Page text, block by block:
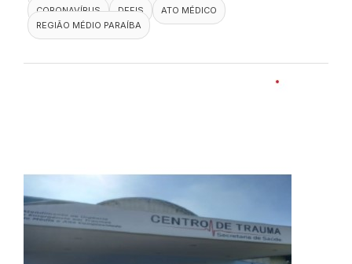
CORONAVÍRUS
DEFIS
ATO MÉDICO
REGIÃO MÉDIO PARAÍBA